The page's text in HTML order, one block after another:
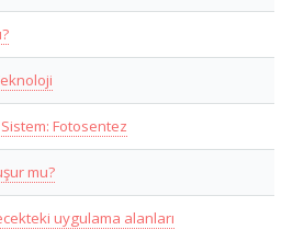
Fotosentez
mu?
uygulama alanları